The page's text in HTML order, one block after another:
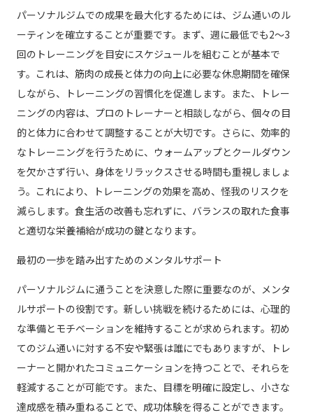
パーソナルジムでの成果を最大化するためには、ジム通いのル
ーティンを確立することが重要です。まず、週に最低でも2〜3
回のトレーニングを目安にスケジュールを組むことが基本で
す。これは、筋肉の成長と体力の向上に必要な休息期間を確保
しながら、トレーニングの習慣化を促進します。また、トレー
ニングの内容は、プロのトレーナーと相談しながら、個々の目
的と体力に合わせて調整することが大切です。さらに、効率的
なトレーニングを行うために、ウォームアップとクールダウン
を欠かさず行い、身体をリラックスさせる時間も重視しましょ
う。これにより、トレーニングの効果を高め、怪我のリスクを
減らします。食生活の改善も忘れずに、バランスの取れた食事
と適切な栄養補給が成功の鍵となります。
最初の一歩を踏み出すためのメンタルサポート
パーソナルジムに通うことを決意した際に重要なのが、メンタ
ルサポートの役割です。新しい挑戦を続けるためには、心理的
な準備とモチベーションを維持することが求められます。初め
てのジム通いに対する不安や緊張は誰にでもありますが、トレ
ーナーと開かれたコミュニケーションを持つことで、それらを
軽減することが可能です。また、目標を明確に設定し、小さな
達成感を積み重ねることで、成功体験を得ることができます。